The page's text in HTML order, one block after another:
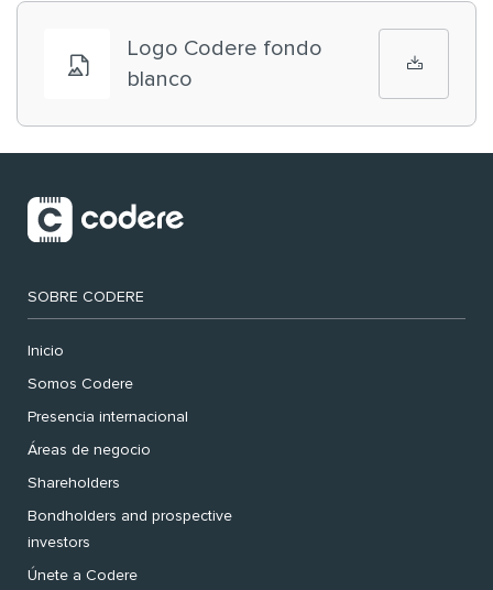
Logo Codere fondo
blanco
SOBRE CODERE
Inicio
Somos Codere
Presencia internacional
Áreas de negocio
Shareholders
Bondholders and prospective
investors
Únete a Codere